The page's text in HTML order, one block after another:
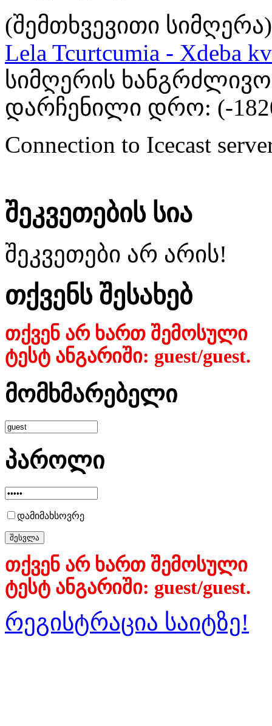
(შემთხვევითი სიმღერა)
Lela Tcurtcumia - Xdeba
სიმღერის
დარჩენილი დრო: (-
Connection to Icecast
შეკვეთების სია
შეკვეთები არ არის!
თქვენს შესახებ
თქვენ არ ხართ შემოსული
ტესტ ანგარიში: guest/guest.
მომხმარებელი
პაროლი
დამიმახსოვრე
თქვენ არ ხართ შემოსული
ტესტ ანგარიში: guest/guest.
რეგისტრაცია საიტზე!